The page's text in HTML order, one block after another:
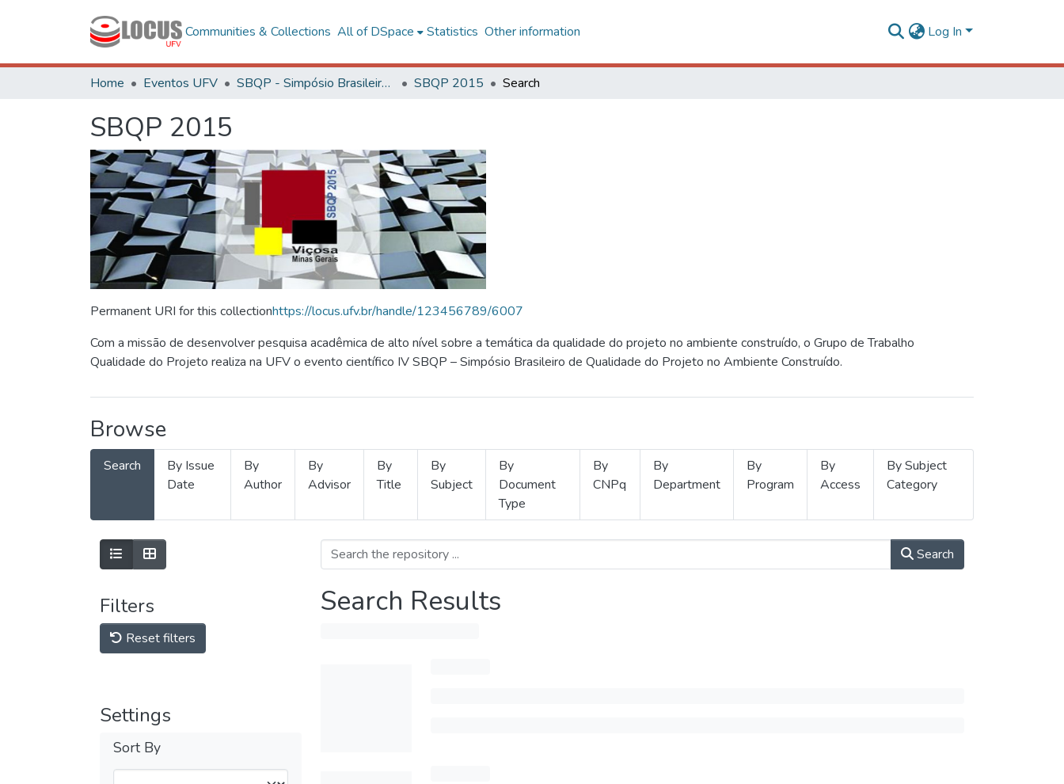
Communities & Collections All of DSpace Statistics Other information Log In
Home Eventos UFV SBQP - Simpósio Brasileiro de Qualidade do Projeto no Ambiente Construído SBQP 2015 Search
SBQP 2015
Permanent URI for this collectionhttps://locus.ufv.br/handle/123456789/6007
Com a missão de desenvolver pesquisa acadêmica de alto nível sobre a temática da qualidade do projeto no ambiente construído, o Grupo de Trabalho
Qualidade do Projeto realiza na UFV o evento científico IV SBQP – Simpósio Brasileiro de Qualidade do Projeto no Ambiente Construído.
Browse
Search
By Issue
Date
By
Author
By
Advisor
By
Title
By
Subject
By
Document
Type
By
CNPq
By
Department
By
Program
By
Access
By Subject
Category
Filters
Reset filters
Settings
Sort By
Search
Search Results